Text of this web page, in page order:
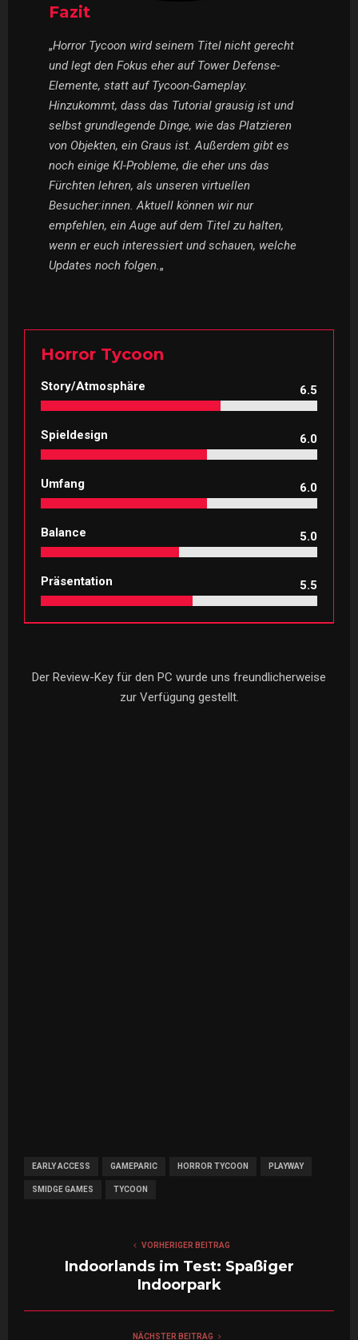
Fazit
„Horror Tycoon wird seinem Titel nicht gerecht
und legt den Fokus eher auf Tower Defense-
Elemente, statt auf Tycoon-Gameplay.
Hinzukommt, dass das Tutorial grausig ist und
selbst grundlegende Dinge, wie das Platzieren
von Objekten, ein Graus ist. Außerdem gibt es
noch einige KI-Probleme, die eher uns das
Fürchten lehren, als unseren virtuellen
Besucher:innen. Aktuell können wir nur
empfehlen, ein Auge auf dem Titel zu halten,
wenn er euch interessiert und schauen, welche
Updates noch folgen.„
Horror Tycoon
Story/Atmosphäre 6.5
Spieldesign 6.0
Umfang 6.0
Balance 5.0
Präsentation 5.5
Der Review-Key für den PC wurde uns freundlicherweise
zur Verfügung gestellt.
EARLY ACCESS GAMEPARIC HORROR TYCOON PLAYWAY
SMIDGE GAMES TYCOON
VORHERIGER BEITRAG
Indoorlands im Test: Spaßiger
Indoorpark
NÄCHSTER BEITRAG